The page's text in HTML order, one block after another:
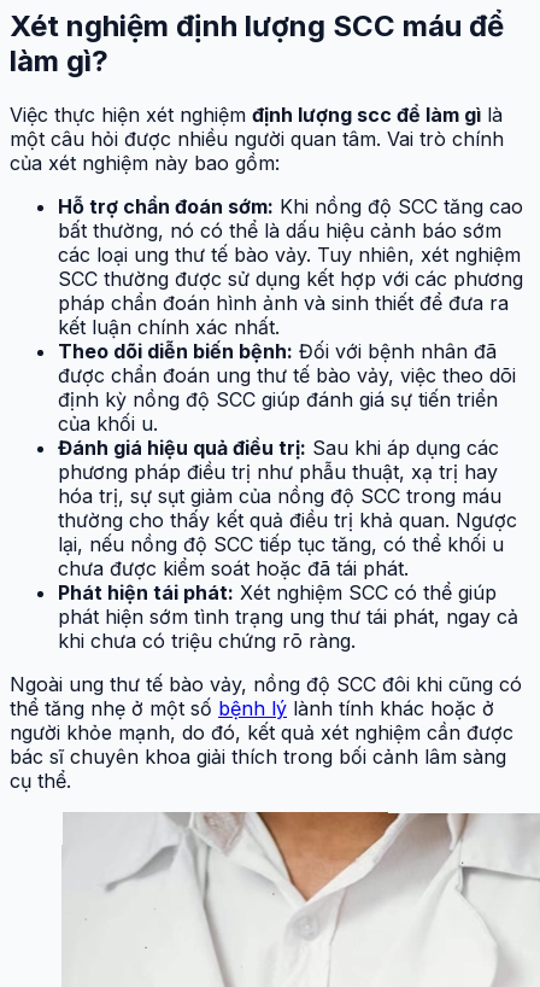
Xét nghiệm định lượng SCC máu để
làm gì?
Việc thực hiện xét nghiệm định lượng scc để làm gì là
một câu hỏi được nhiều người quan tâm. Vai trò chính
của xét nghiệm này bao gồm:
Hỗ trợ chẩn đoán sớm: Khi nồng độ SCC tăng cao
bất thường, nó có thể là dấu hiệu cảnh báo sớm
các loại ung thư tế bào vảy. Tuy nhiên, xét nghiệm
SCC thường được sử dụng kết hợp với các phương
pháp chẩn đoán hình ảnh và sinh thiết để đưa ra
kết luận chính xác nhất.
Theo dõi diễn biến bệnh: Đối với bệnh nhân đã
được chẩn đoán ung thư tế bào vảy, việc theo dõi
định kỳ nồng độ SCC giúp đánh giá sự tiến triển
của khối u.
Đánh giá hiệu quả điều trị: Sau khi áp dụng các
phương pháp điều trị như phẫu thuật, xạ trị hay
hóa trị, sự sụt giảm của nồng độ SCC trong máu
thường cho thấy kết quả điều trị khả quan. Ngược
lại, nếu nồng độ SCC tiếp tục tăng, có thể khối u
chưa được kiểm soát hoặc đã tái phát.
Phát hiện tái phát: Xét nghiệm SCC có thể giúp
phát hiện sớm tình trạng ung thư tái phát, ngay cả
khi chưa có triệu chứng rõ ràng.
Ngoài ung thư tế bào vảy, nồng độ SCC đôi khi cũng có
thể tăng nhẹ ở một số bệnh lý lành tính khác hoặc ở
người khỏe mạnh, do đó, kết quả xét nghiệm cần được
bác sĩ chuyên khoa giải thích trong bối cảnh lâm sàng
cụ thể.